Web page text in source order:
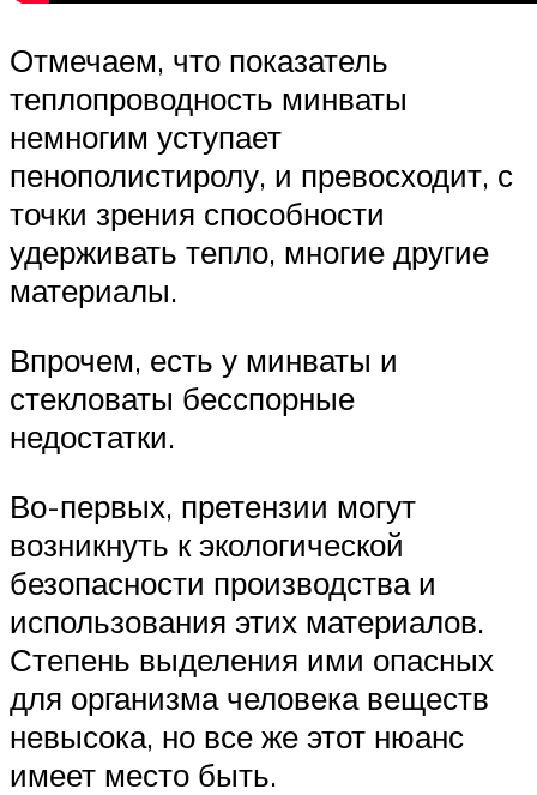
Отмечаем, что показатель
теплопроводность минваты
немногим уступает
пенополистиролу, и превосходит, с
точки зрения способности
удерживать тепло, многие другие
материалы.
Впрочем, есть у минваты и
стекловаты бесспорные
недостатки.
Во-первых, претензии могут
возникнуть к экологической
безопасности производства и
использования этих материалов.
Степень выделения ими опасных
для организма человека веществ
невысока, но все же этот нюанс
имеет место быть.